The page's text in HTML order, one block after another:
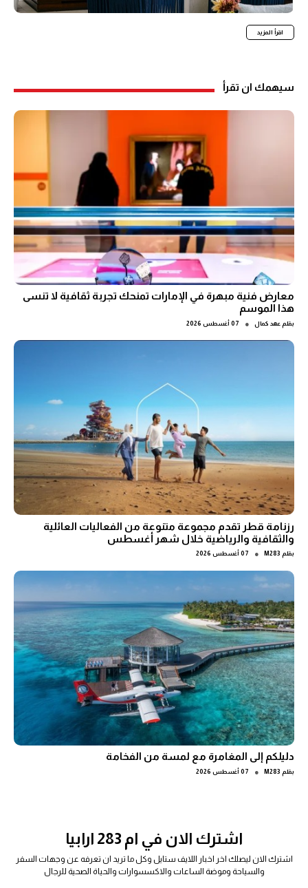
اقرأ المزيد
سيهمك ان تقرأ
معارض فنية مبهرة في الإمارات تمنحك تجربة ثقافية لا تنسى
هذا الموسم
بقلم عهد كمال ● 07 أغسطس 2026
رزنامة قطر تقدم مجموعة متنوعة من الفعاليات العائلية
والثقافية والرياضية خلال شهر أغسطس
بقلم M283
● 07 أغسطس 2026
دليلكم إلى المغامرة مع لمسة من الفخامة
بقلم M283
● 07 أغسطس 2026
اشترك الان في ام 283 ارابيا
اشترك الان ليصلك اخر اخبار اللايف ستايل وكل ما تريد ان تعرفه عن وجهات السفر
والسياحة وموضة الساعات والاكسسوارات والحياة الصحية للرجال